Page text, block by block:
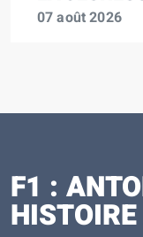
07 août 2026
F1 :